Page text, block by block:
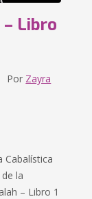
Libro
Por Zayra
Cabalística
la
– Libro 1